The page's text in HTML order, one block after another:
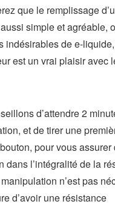
que le remplissage
simple et agréable,
indésirables de e-
est un vrai plaisir avec
d’attendre 2
, et de tirer une
pour vous assurer
dans l’intégralité de la
n’est pas
d’avoir une résistance